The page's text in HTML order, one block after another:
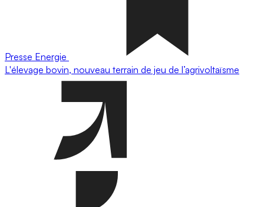
Presse Energie
L'élevage bovin, nouveau terrain de jeu de l’agrivoltaïsme